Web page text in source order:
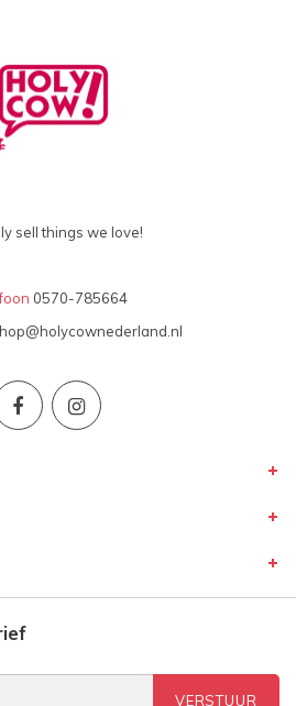
sell things we love!
0570-785664
VERSTUUR